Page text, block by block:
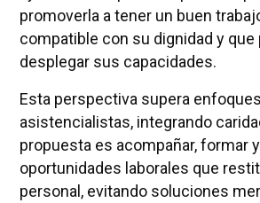
promoverla a tener un buen
compatible con su dignidad y que
desplegar sus capacidades.
Esta perspectiva supera enfoques
asistencialistas, integrando
propuesta es acompañar, formar
oportunidades laborales que
personal, evitando soluciones